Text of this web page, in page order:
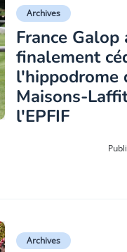
Archives
France Galop
finalement
l'hippodrome
Maisons-
l'EPFIF
Archives